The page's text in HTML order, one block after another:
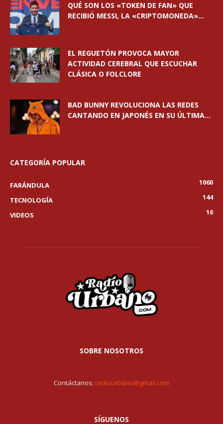
QUÉ SON LOS «TOKEN DE FAN» QUE
RECIBIÓ MESSI, LA «CRIPTOMONEDA»...
EL REGUETÓN PROVOCA MAYOR
ACTIVIDAD CEREBRAL QUE ESCUCHAR
CLÁSICA O FOLCLORE
BAD BUNNY REVOLUCIONA LAS REDES
CANTANDO EN JAPONÉS EN SU ÚLTIMA...
CATEGORÍA POPULAR
FARÁNDULA
1060
TECNOLOGÍA
144
VIDEOS
16
SOBRE NOSOTROS
Contáctanos: radiourbano@gmail.com
SÍGUENOS